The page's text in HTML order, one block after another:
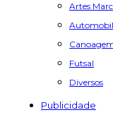
Artes
Futsal
Diversos
Publicidade